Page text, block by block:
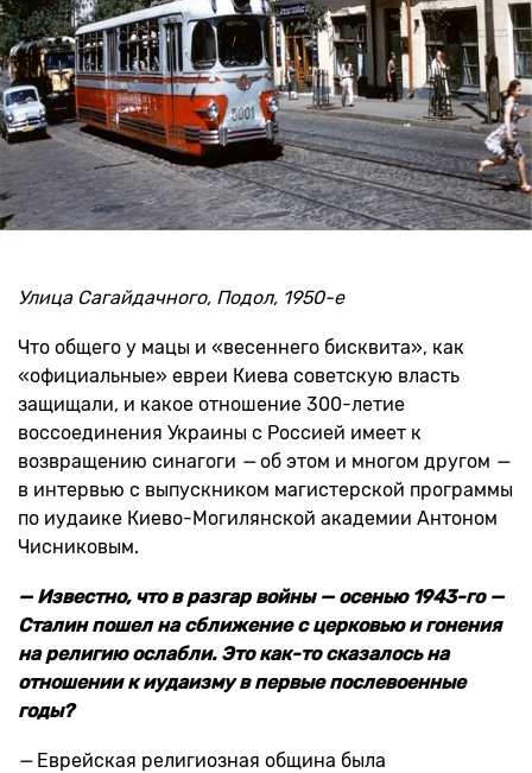
Улица Сагайдачного, Подол, 1950-е
Что общего у мацы и «весеннего бисквита», как
«официальные» евреи Киева советскую власть
защищали, и какое отношение 300-летие
воссоединения Украины с Россией имеет к
возвращению синагоги —об этом и многом другом —
в интервью с выпускником магистерской программы
по иудаике Киево-Могилянской академии Антоном
Чисниковым.
— Известно, что в разгар войны — осенью 1943-го —
Сталин пошел на сближение с церковью и гонения
на религию ослабли. Это как-то сказалось на
отношении к иудаизму в первые послевоенные
годы?
— Еврейская религиозная община была